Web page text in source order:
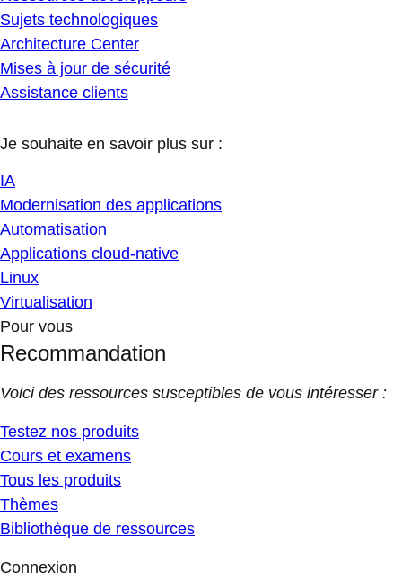
Sujets technologiques
Architecture Center
Mises à jour de sécurité
Assistance clients
Je souhaite en savoir plus sur :
IA
Modernisation des applications
Automatisation
Applications cloud-native
Linux
Virtualisation
Pour vous
Recommandation
Voici des ressources susceptibles de vous intéresser :
Testez nos produits
Cours et examens
Tous les produits
Thèmes
Bibliothèque de ressources
Connexion